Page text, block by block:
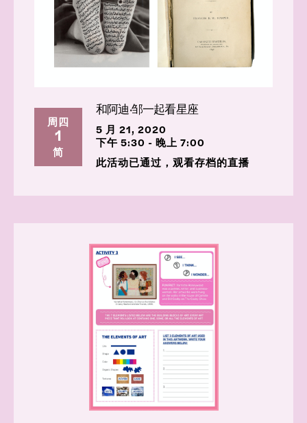
周四
1
简
和阿迪·邹一起看星座
5 月 21, 2020
下午 5:30 - 晚上 7:00
此活动已通过，观看存档的直播